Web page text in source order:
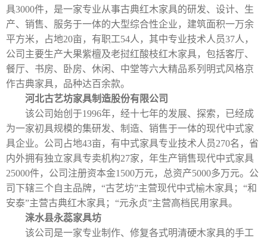
具3000件，是一家专业从事古典红木家具的研发、设计、生
产、销售、服务于一体的大型综合性企业，建筑面积一万余
平方米，占地20亩，有职工54人，其中专业技术人员37人，
公司主要生产大果紫檀及老挝红酸枝红木家具，包括客厅、
餐厅、书房、卧房、休闲、中堂等六大精品系列明式风格京
作古典家具，品种达百余款。
河北古艺坊家具制造股份有限公司
该公司始创于1996年，经十七年的发展、探索，已经成
为一家初具规模的集研发、制造、销售于一体的现代中式家
具企业。公司占地43亩，有中式家具专业技术人员270名，省
内外拥有独立家具专卖机构27家，年生产销售现代中式家具
25000件，公司注册资本金1500万元，总资产5000多万元。公
司下辖三个自主品牌，“古艺坊”主营现代中式榆木家具；“和
安泰”主营古典红木家具；“元永贞”主营高档民用家具。
涞水县永蕊家具坊
该公司是一家专业制作、修复各式明清硬木家具的手工